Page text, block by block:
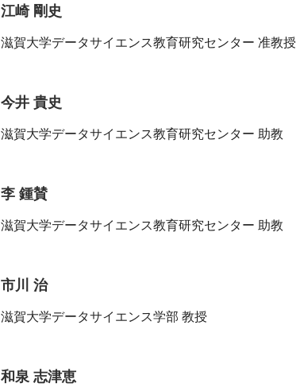
江崎 剛史
滋賀大学データサイエンス教育研究センター 准教授
今井 貴史
滋賀大学データサイエンス教育研究センター 助教
李 鍾賛
滋賀大学データサイエンス教育研究センター 助教
市川 治
滋賀大学データサイエンス学部 教授
和泉 志津恵